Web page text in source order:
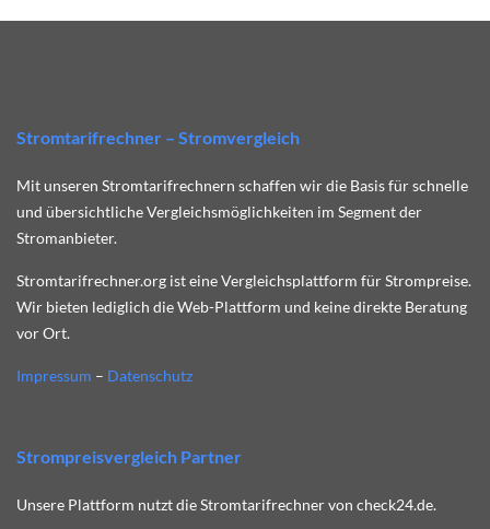
Stromtarifrechner – Stromvergleich
Mit unseren Stromtarifrechnern schaffen wir die Basis für schnelle
und übersichtliche Vergleichsmöglichkeiten im Segment der
Stromanbieter.
Stromtarifrechner.org ist eine Vergleichsplattform für Strompreise.
Wir bieten lediglich die Web-Plattform und keine direkte Beratung
vor Ort.
Impressum – Datenschutz
Strompreisvergleich Partner
Unsere Plattform nutzt die Stromtarifrechner von check24.de.